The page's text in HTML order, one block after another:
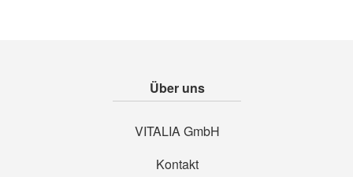
Über uns
VITALIA GmbH
Kontakt